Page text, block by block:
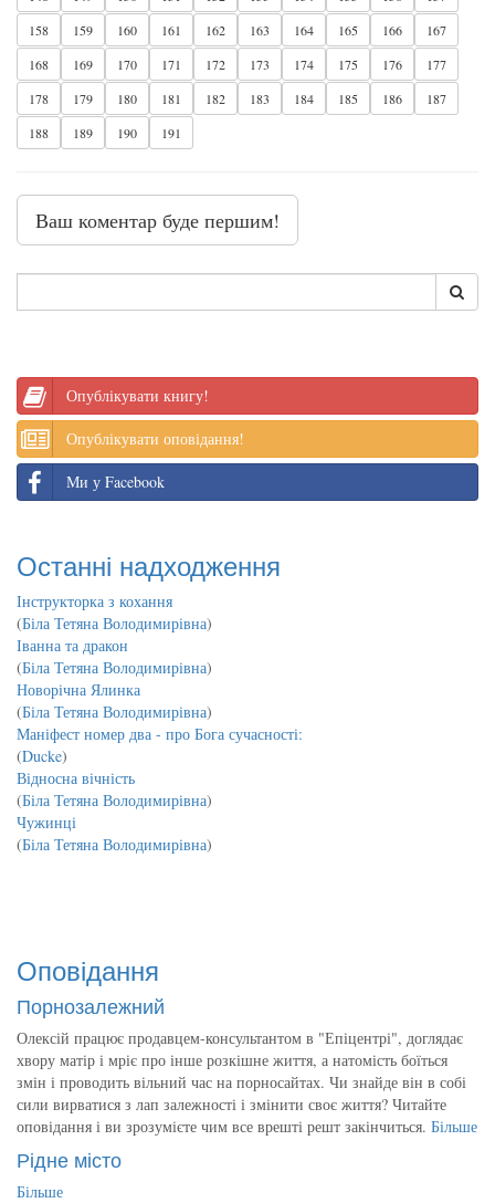
158
159 160 161 162 163 164 165 166
167
168
169 170 171 172 173 174 175 176
177
178
179 180 181 182 183 184 185 186
187
188
189 190 191
Ваш коментар буде першим!
Опублікувати книгу!
Опублікувати оповідання!
Ми у Facebook
Останні надходження
Інструкторка з кохання
(Біла Тетяна Володимирівна)
Іванна та дракон
(Біла Тетяна Володимирівна)
Новорічна Ялинка
(Біла Тетяна Володимирівна)
Маніфест номер два - про Бога сучасності:
(Ducke)
Відносна вічність
(Біла Тетяна Володимирівна)
Чужинці
(Біла Тетяна Володимирівна)
Оповідання
Порнозалежний
Олексій працює продавцем-консультантом в "Епіцентрі", доглядає
хвору матір і мріє про інше розкішне життя, а натомість боїться
змін і проводить вільний час на порносайтах. Чи знайде він в собі
сили вирватися з лап залежності і змінити своє життя? Читайте
оповідання і ви зрозумієте чим все врешті решт закінчиться. Більше
Рідне місто
Більше